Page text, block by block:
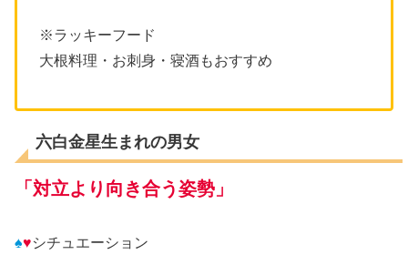
※ラッキーフード
大根料理・お刺身 ・ 寝酒もおすすめ
六白金星生まれの男女
「対立より向き合う姿勢」
♠♥シチュエーション